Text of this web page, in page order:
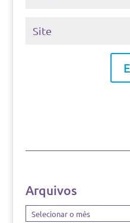
Arquivos
Arquivos